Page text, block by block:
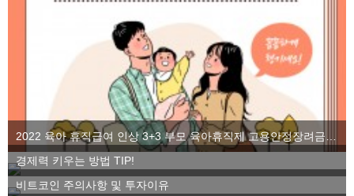
2022 육아 휴직급여 인상 3+3 부모 육아휴직제 고용안정장려금을 알아보자
경제력 키우는 방법 TIP!
비트코인 주의사항 및 투자이유